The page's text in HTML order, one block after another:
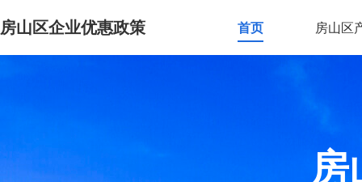
房山区企业优惠政策 首页 房山区
房